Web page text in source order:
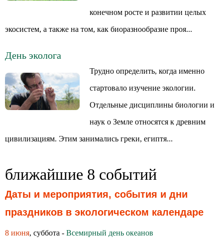
конечном росте и развитии целых
экосистем, а также на том, как биоразнообразие проя...
День эколога
Трудно определить, когда именно
стартовало изучение экологии.
Отдельные дисциплины биологии и
наук о Земле относятся к древним
цивилизациям. Этим занимались греки, египтя...
ближайшие 8 событий
Даты и мероприятия, события и дни
праздников в экологическом календаре
8 июня, суббота - Всемирный день океанов